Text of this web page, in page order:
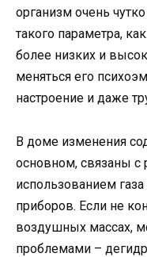
организм очень
такого параметра,
более низких и
меняться его
настроение и даже
В доме изменения
основном, связаны с
использованием
приборов. Если не
воздушных массах,
проблемами –